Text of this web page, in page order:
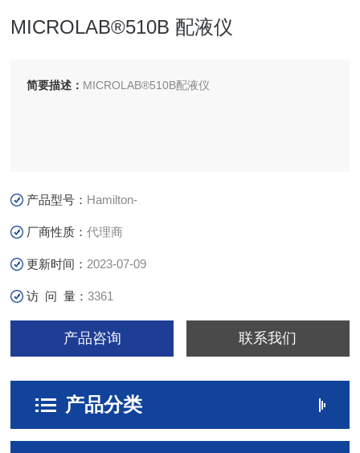
MICROLAB®510B 配液仪
简要描述： MICROLAB®510B配液仪
产品型号： Hamilton-
厂商性质：代理商
更新时间： 2023-07-09
访 问 量：3361
产品咨询 联系我们
产品分类